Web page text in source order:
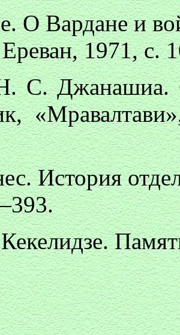
О Вардане и
1971, с.
Джанашиа.
История